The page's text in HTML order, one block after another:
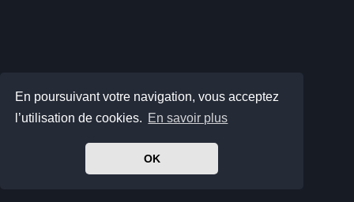
En poursuivant votre navigation, vous acceptez
l’utilisation de cookies. En savoir plus
OK